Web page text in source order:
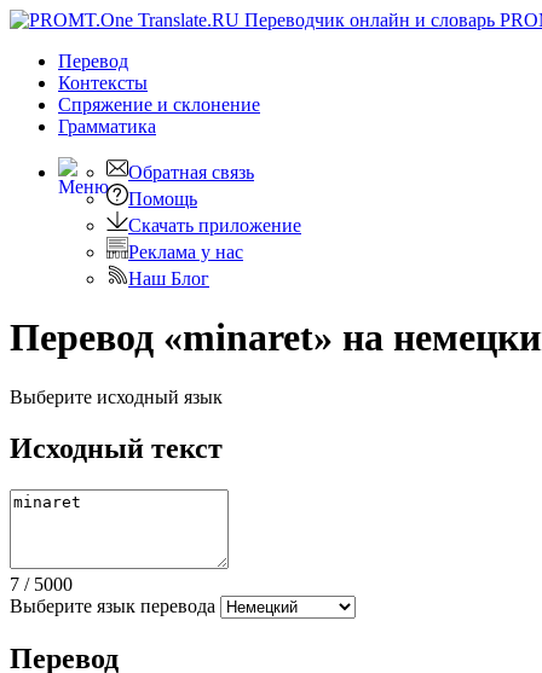
Перевод
Контексты
Спряжение и склонение
Грамматика
Обратная связь
Помощь
Скачать приложение
Реклама у нас
Наш Блог
Перевод «minaret» на
Выберите исходный язык
Исходный текст
7 / 5000
Выберите язык перевода
Перевод